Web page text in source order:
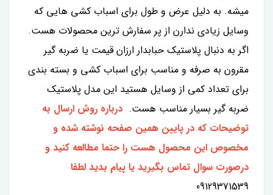
میشه. به دلیل عرض و طول برای اسباب کشی هایی که
وسایل زیادی ندارن از پر سفارش ترین محصولات هست.
اگر به دنبال پلاستیک حبابدار ارزان قیمت یا ضربه گیر
مقرون به صرفه و مناسب برای اسباب کشی و بسته بندی
برای تعداد کمی از وسایل هستید این مدل پلاستیک
ضربه گیر بسیار مناسب هست. درباره روش ارسال به
توضیحات که در پایین همین صفحه نوشته شده و
مخصوص این محصول هست را حتما مطالعه کنید و
درصورت سوال تماس بگیرید یا پیام بدید لطفا
09129371539